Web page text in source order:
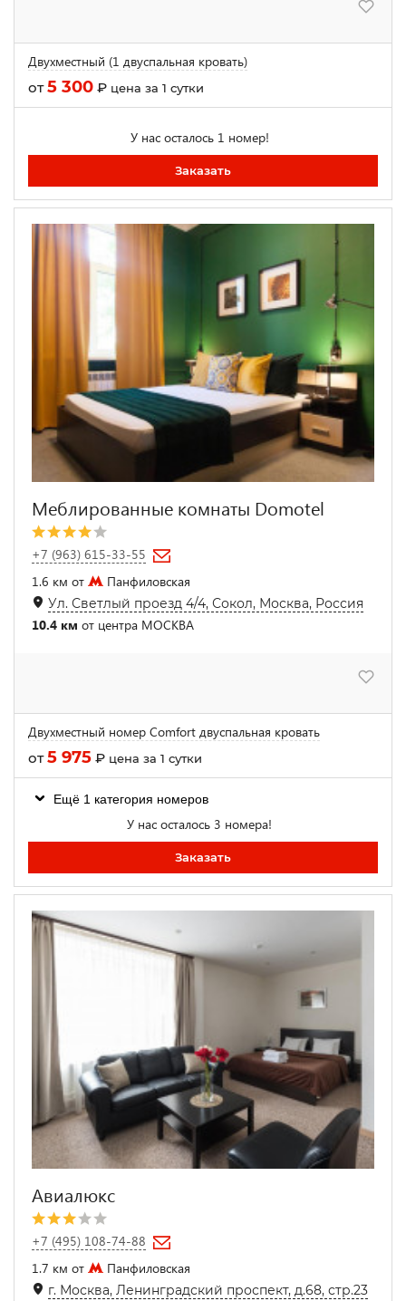
Двухместный (1 двуспальная кровать)
от5 300 ₽ цена за 1 сутки
У нас осталось 1 номер!
Заказать
Меблированные комнаты Domotel
+7 (963) 615-33-55
1.6 км от
Панфиловская
Ул. Светлый проезд 4/4, Сокол, Москва, Россия
10.4 км от центра МОСКВА
Двухместный номер Comfort двуспальная кровать
от5 975 ₽ цена за 1 сутки
Ещё 1 категория номеров
У нас осталось 3 номера!
Заказать
Авиалюкс
+7 (495) 108-74-88
1.7 км от
Панфиловская
г. Москва, Ленинградский проспект, д.68, стр.23